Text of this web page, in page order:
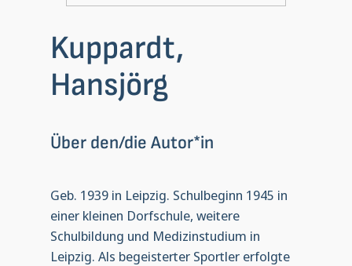
Kuppardt,
Hansjörg
Über den/die Autor*in
Geb. 1939 in Leipzig. Schulbeginn 1945 in
einer kleinen Dorfschule, weitere
Schulbildung und Medizinstudium in
Leipzig. Als begeisterter Sportler erfolgte